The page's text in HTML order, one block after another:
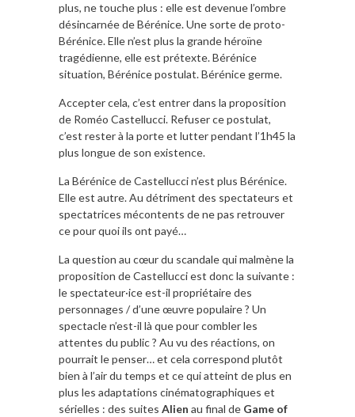
plus, ne touche plus : elle est devenue l’ombre
désincarnée de Bérénice. Une sorte de proto-
Bérénice. Elle n’est plus la grande héroïne
tragédienne, elle est prétexte. Bérénice
situation, Bérénice postulat. Bérénice germe.
Accepter cela, c’est entrer dans la proposition
de Roméo Castellucci. Refuser ce postulat,
c’est rester à la porte et lutter pendant l’1h45 la
plus longue de son existence.
La Bérénice de Castellucci n’est plus Bérénice.
Elle est autre. Au détriment des spectateurs et
spectatrices mécontents de ne pas retrouver
ce pour quoi ils ont payé…
La question au cœur du scandale qui malmène la
proposition de Castellucci est donc la suivante :
le spectateur·ice est-il propriétaire des
personnages / d’une œuvre populaire ? Un
spectacle n’est-il là que pour combler les
attentes du public ? Au vu des réactions, on
pourrait le penser… et cela correspond plutôt
bien à l’air du temps et ce qui atteint de plus en
plus les adaptations cinématographiques et
sérielles : des suites Alien au final de Game of